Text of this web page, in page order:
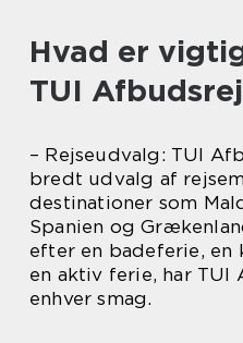
Hvad er
TUI
– Rejseudvalg: TUI
bredt udvalg af
destinationer som
Spanien og
efter en badeferie,
en aktiv ferie, har
enhver smag.